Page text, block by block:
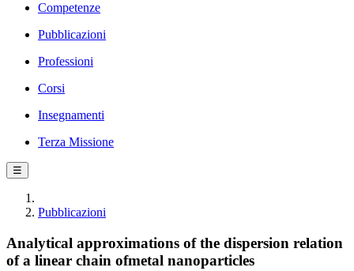
Competenze
Pubblicazioni
Professioni
Corsi
Insegnamenti
Terza Missione
☰
Pubblicazioni
Analytical approximations of the dispersion relation
of a linear chain ofmetal nanoparticles